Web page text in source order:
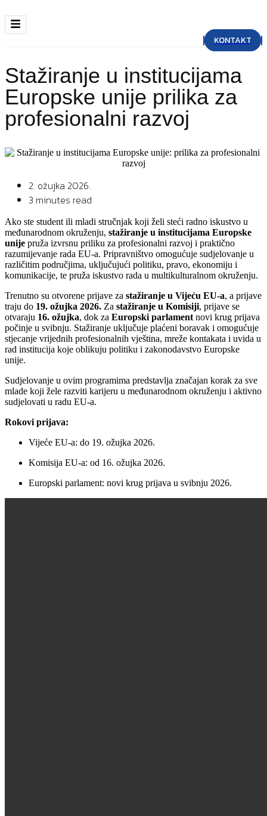
KONTAKT
Stažiranje u institucijama
Europske unije prilika za
profesionalni razvoj
2. ožujka 2026.
3 minutes read
Ako ste student ili mladi stručnjak koji želi steći radno iskustvo u
međunarodnom okruženju, stažiranje u institucijama Europske
unije pruža izvrsnu priliku za profesionalni razvoj i praktično
razumijevanje rada EU-a. Pripravništvo omogućuje sudjelovanje u
različitim područjima, uključujući politiku, pravo, ekonomiju i
komunikacije, te pruža iskustvo rada u multikulturalnom okruženju.
Trenutno su otvorene prijave za stažiranje u Vijeću EU-a, a prijave
traju do 19. ožujka 2026. Za stažiranje u Komisiji, prijave se
otvaraju 16. ožujka, dok za Europski parlament novi krug prijava
počinje u svibnju. Stažiranje uključuje plaćeni boravak i omogućuje
stjecanje vrijednih profesionalnih vještina, mreže kontakata i uvida u
rad institucija koje oblikuju politiku i zakonodavstvo Europske
unije.
Sudjelovanje u ovim programima predstavlja značajan korak za sve
mlade koji žele razviti karijeru u međunarodnom okruženju i aktivno
sudjelovati u radu EU-a.
Rokovi prijava:
Vijeće EU-a: do 19. ožujka 2026.
Komisija EU-a: od 16. ožujka 2026.
Europski parlament: novi krug prijava u svibnju 2026.